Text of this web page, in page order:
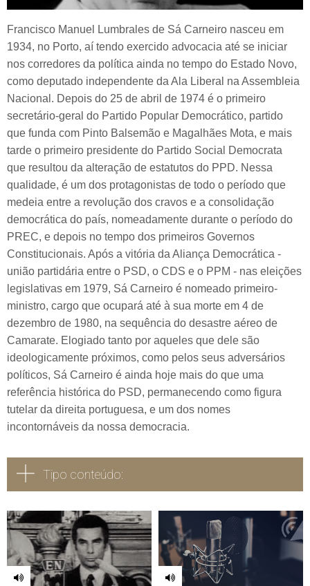
Francisco Manuel Lumbrales de Sá Carneiro nasceu em
1934, no Porto, aí tendo exercido advocacia até se iniciar
nos corredores da política ainda no tempo do Estado Novo,
como deputado independente da Ala Liberal na Assembleia
Nacional. Depois do 25 de abril de 1974 é o primeiro
secretário-geral do Partido Popular Democrático, partido
que funda com Pinto Balsemão e Magalhães Mota, e mais
tarde o primeiro presidente do Partido Social Democrata
que resultou da alteração de estatutos do PPD. Nessa
qualidade, é um dos protagonistas de todo o período que
medeia entre a revolução dos cravos e a consolidação
democrática do país, nomeadamente durante o período do
PREC, e depois no tempo dos primeiros Governos
Constitucionais. Após a vitória da Aliança Democrática -
união partidária entre o PSD, o CDS e o PPM - nas eleições
legislativas em 1979, Sá Carneiro é nomeado primeiro-
ministro, cargo que ocupará até à sua morte em 4 de
dezembro de 1980, na sequência do desastre aéreo de
Camarate. Elogiado tanto por aqueles que dele são
ideologicamente próximos, como pelos seus adversários
políticos, Sá Carneiro é ainda hoje mais do que uma
referência histórica do PSD, permanecendo como figura
tutelar da direita portuguesa, e um dos nomes
incontornáveis da nossa democracia.
Tipo conteúdo:
Todos Vídeo Áudio